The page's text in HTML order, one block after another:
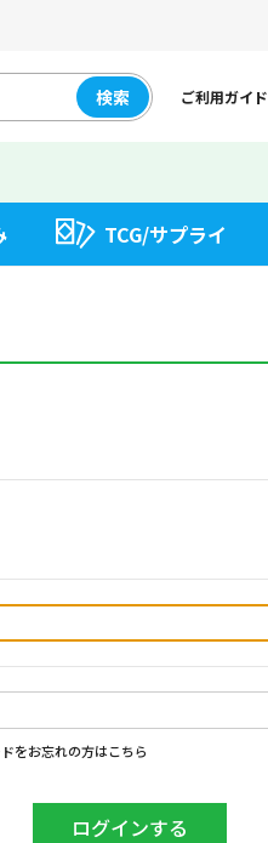
検索 ご利用ガイド
TCG/サプライ
をお忘れの方はこちら